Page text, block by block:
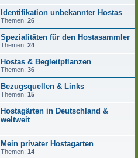
Identifikation unbekannter Hostas
Themen: 26
Spezialitäten für den Hostasammler
Themen: 24
Hostas & Begleitpflanzen
Themen: 36
Bezugsquellen & Links
Themen: 15
Hostagärten in Deutschland &
weltweit
Mein privater Hostagarten
Themen: 14